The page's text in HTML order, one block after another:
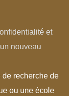
et
nouveau
recherche de
ou une école